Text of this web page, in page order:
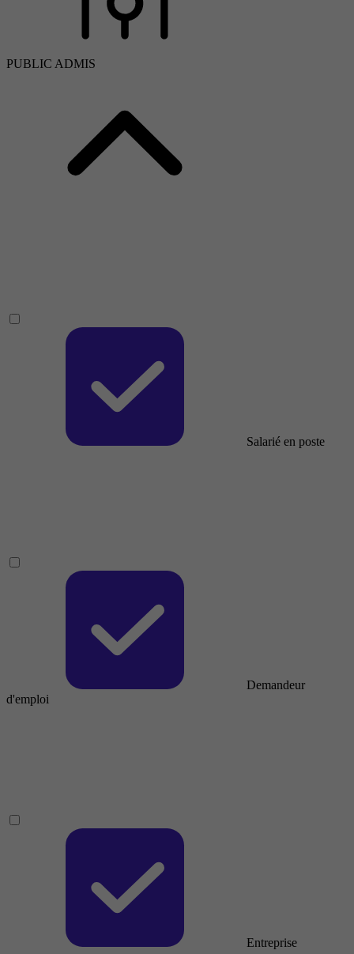
PUBLIC ADMIS
Salarié en poste
Demandeur
d'emploi
Entreprise